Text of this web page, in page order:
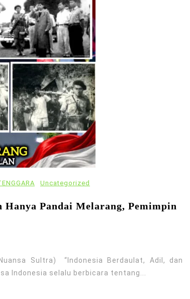
Uncategorized
Hanya Pandai Melarang, Pemimpin
Sultra) “Indonesia Berdaulat, Adil, dan
Indonesia selalu berbicara tentang...